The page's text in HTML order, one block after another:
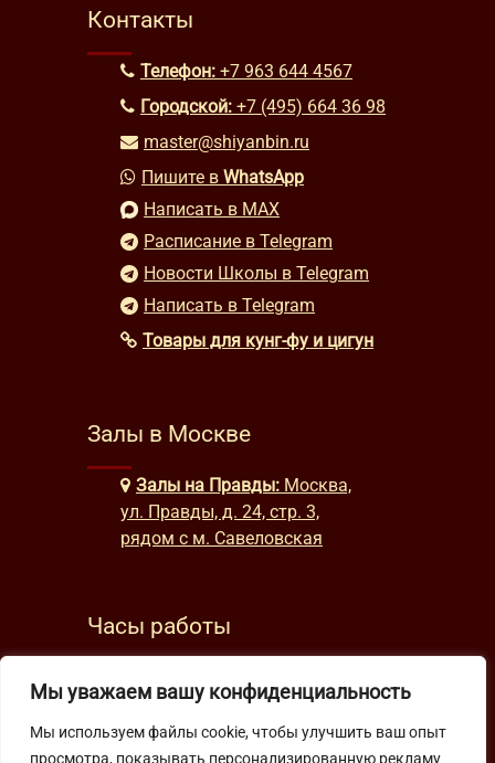
Мы уважаем вашу конфиденциальность
Мы используем файлы cookie, чтобы улучшить ваш опыт
просмотра, показывать персонализированную рекламу
Контакты
Телефон: +7 963 644 4567
Городской: +7 (495) 664 36 98
master@shiyanbin.ru
Пишите в WhatsApp
Написать в MAX
Расписание в Telegram
Новости Школы в Telegram
Написать в Telegram
Товары для кунг-фу и цигун
Залы в Москве
Залы на Правды: Москва,
ул. Правды, д. 24, стр. 3,
рядом с м. Савеловская
Часы работы
выходные: с 10:00 до 19:30